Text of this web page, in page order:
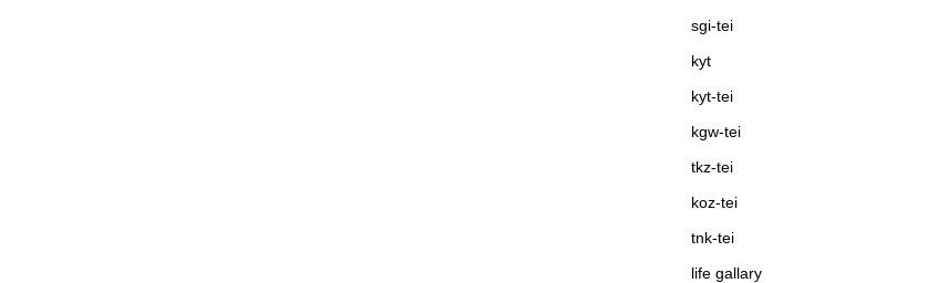
sgi-tei
kyt
kyt-tei
kgw-tei
tkz-tei
koz-tei
tnk-tei
life gallary